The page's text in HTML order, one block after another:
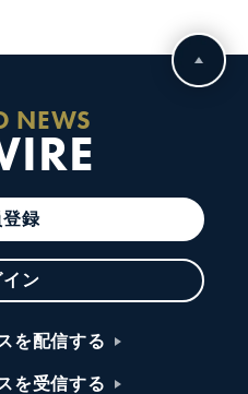
NEWS
録
イン
を配信する
を受信する